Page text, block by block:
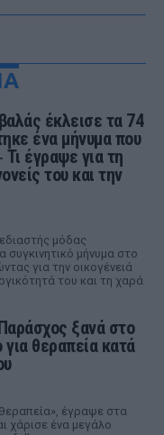
έκλεισε τα 74
ένα μήνυμα που
Τι έγραψε για τη
του και την
μόδας
συγκινητικό μήνυμα στο
για την οικογένειά
του και τη χαρά
ξανά στο
για θεραπεία κατά
έγραψε στα
χάρισε ένα μεγάλο